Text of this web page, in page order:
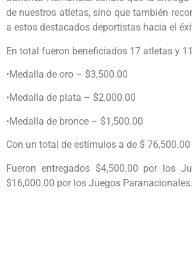
de nuestros atletas, sino que también
a estos destacados deportistas hacia el
En total fueron beneficiados 17 atletas y
•Medalla de oro – $3,500.00
•Medalla de plata – $2,000.00
•Medalla de bronce – $1,500.00
Con un total de estímulos a de $
Fueron entregados $4,500.00 por los
$16,000.00 por los Juegos Paranacionales.